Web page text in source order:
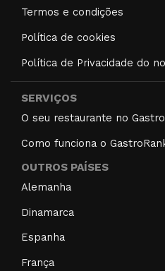
Termos e condições
Política de cookies
Política de Privacidade do
SERVIÇOS
O seu restaurante no
Como funciona o
OUTROS PAÍSES
Alemanha
Dinamarca
Espanha
França